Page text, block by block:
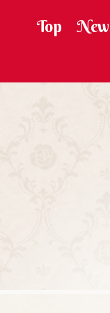
Top